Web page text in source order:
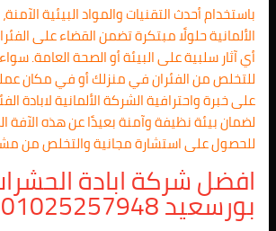
باستخدام أحدث التقنيات والمواد البيئية
الألمانية حلولًا مبتكرة تضمن القضاء على
أي آثار سلبية على البيئة أو الصحة العامة.
للتخلص من الفئران في منزلك أو في مكان
على خبرة واحترافية الشركة الألمانية لابادة
لضمان بيئة نظيفة وآمنة بعيدًا عن هذه الآفة
للحصول على استشارة مجانية والتخلص من
افضل شركة ابادة
بورسعيد 01025257948